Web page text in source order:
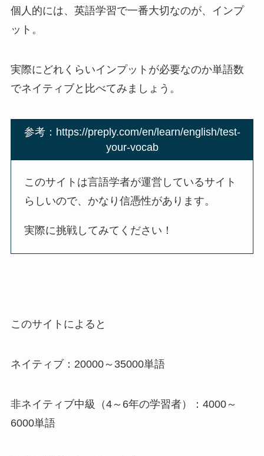
個人的には、英語学習で一番大切なのが、インプ
ット。
実際にどれくらいインプットが必要なのか単語数
でネイティブと比べてみましょう。
参考：https://preply.com/en/learn/english/test-
your-vocab
このサイトは言語学者が運営しているサイト
らしいので、かなり信憑性があります。
実際に挑戦してみてください！
このサイトによると
ネイティブ：20000～35000単語
非ネイティブ中級（4～6年の学習者）：4000～
6000単語